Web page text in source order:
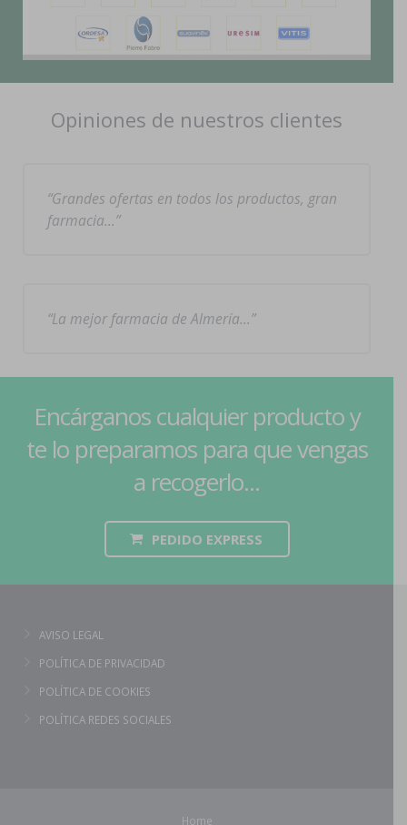
Opiniones de nuestros clientes
Grandes ofertas en todos los productos, gran
farmacia…
La mejor farmacia de Almería…
Encárganos cualquier producto y
te lo preparamos para que vengas
a recogerlo...
PEDIDO EXPRESS
AVISO LEGAL
POLÍTICA DE PRIVACIDAD
POLÍTICA DE COOKIES
POLÍTICA REDES SOCIALES
Home